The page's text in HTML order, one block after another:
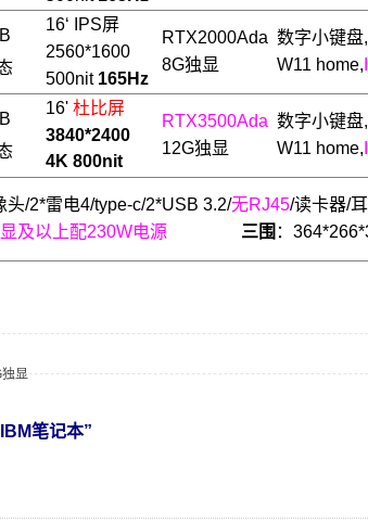
16‘ IPS屏
2560*1600
500nit 165Hz
RTX2000Ada
8G独显
数字小键盘,
W11 home,
16' 杜比屏
3840*2400
4K 800nit
RTX3500Ada
12G独显
数字小键盘,
W11 home,
头/2*雷电4/type-c/2*USB 3.2/无RJ45/读卡器/
及以上配230W电源 三围 ：
显
笔记本”